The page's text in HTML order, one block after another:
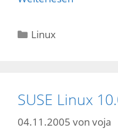
Kategorien
Linux
SUSE Linux
04.11.2005 von voja